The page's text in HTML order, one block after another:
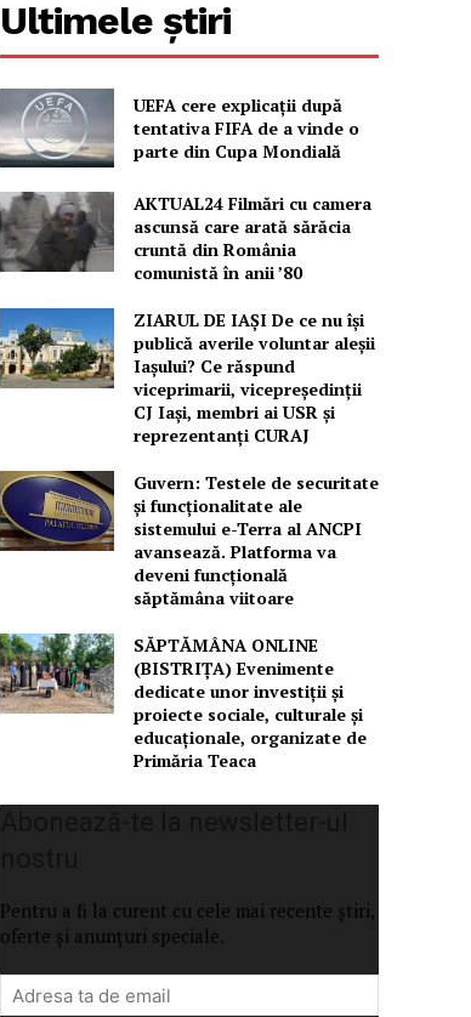
Ultimele știri
UEFA cere explicații după
tentativa FIFA de a vinde o
parte din Cupa Mondială
AKTUAL24 Filmări cu camera
ascunsă care arată sărăcia
cruntă din România
comunistă în anii ’80
ZIARUL DE IAȘI De ce nu își
publică averile voluntar aleșii
Iașului? Ce răspund
viceprimarii, vicepreședinții
CJ Iași, membri ai USR și
reprezentanți CURAJ
Guvern: Testele de securitate
și funcționalitate ale
sistemului e-Terra al ANCPI
avansează. Platforma va
deveni funcțională
săptămâna viitoare
SĂPTĂMÂNA ONLINE
(BISTRIȚA) Evenimente
dedicate unor investiții și
proiecte sociale, culturale și
educaționale, organizate de
Primăria Teaca
Pentru a fi la curent cu cele mai recente știri,
oferte și anunțuri speciale.